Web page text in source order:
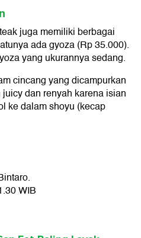
juga memiliki berbagai
ada gyoza (Rp 35.000).
yang ukurannya sedang.
cincang yang dicampurkan
dan renyah karena isian
ke dalam shoyu (kecap
WIB